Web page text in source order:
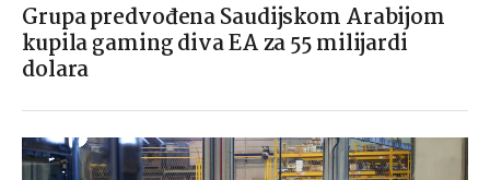
Grupa predvođena Saudijskom Arabijom
kupila gaming diva EA za 55 milijardi
dolara